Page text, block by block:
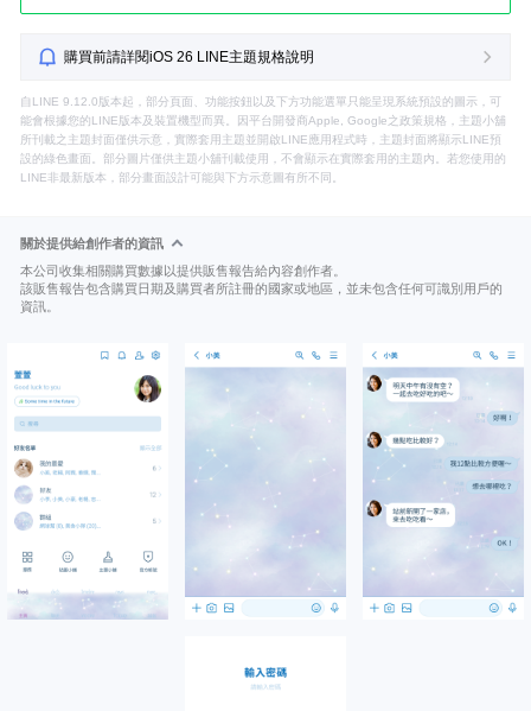
購買前請詳閱iOS 26 LINE主題規格說明
自LINE 9.12.0版本起，部分頁面、功能按鈕以及下方功能選單只能呈現系統預設的圖示，可
能會根據您的LINE版本及裝置機型而異。因平台開發商Apple, Google之政策規格，主題小舖
所刊載之主題封面僅供示意，實際套用主題並開啟LINE應用程式時，主題封面將顯示LINE預
設的綠色畫面。部分圖片僅供主題小舖刊載使用，不會顯示在實際套用的主題內。若您使用的
LINE非最新版本，部分畫面設計可能與下方示意圖有所不同。
關於提供給創作者的資訊
本公司收集相關購買數據以提供販售報告給內容創作者。
該販售報告包含購買日期及購買者所註冊的國家或地區，並未包含任何可識別用戶的
資訊。